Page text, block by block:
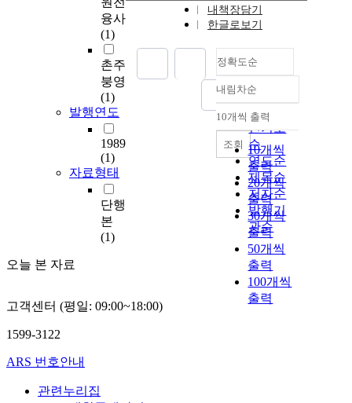
융사
(1)
촌주
붕영
(1)
발행연도
1989
(1)
자료형태
단행
본
(1)
오늘 본 자료
내책장담기
한글로보기
정확도순
정확도
순
인기도
순
연도순
제목순
저자순
발행기
관순
내림차순
내림차순
10개씩 출력
10개씩
출력
20개씩
출력
30개씩
출력
50개씩
출력
100개씩
출력
조회
고객센터 (평일: 09:00~18:00)
1599-3122
ARS 번호안내
관련누리집